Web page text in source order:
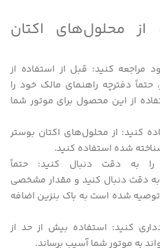
از محلول‌های اکتان
مراجعه کنید: قبل از استفاده از
حتماً دفترچه راهنمای مالک خود را
از این محصول برای موتور شما
کنید: از محلول‌های اکتان بوستر
شده استفاده کنید.
را به دقت دنبال کنید: حتماً
دقت دنبال کنید و مقدار مشخصی
شده است به باک بنزین اضافه
کنید: استفاده بیش از حد از
به موتور شما آسیب برساند.